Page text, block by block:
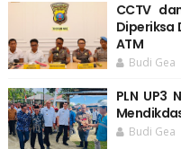
CCTV
Diperiksa
ATM
Budi Gea
PLN UP3
Budi Gea